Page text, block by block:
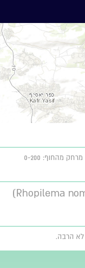
מרחק מהחוף: 0-200